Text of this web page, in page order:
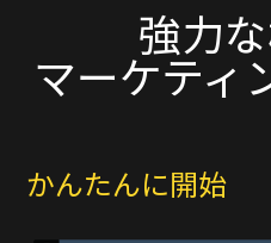
強力
マーケティ
かんたんに開始